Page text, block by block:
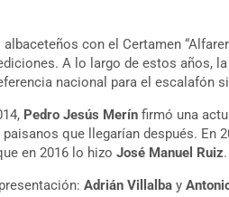
con el Certamen
A lo largo de estos años,
nacional para el escalafón
Pedro Jesús Merín firmó una
que llegarían después. En
en 2016 lo hizoJosé Manuel Ruiz.
Adrián Villalba y